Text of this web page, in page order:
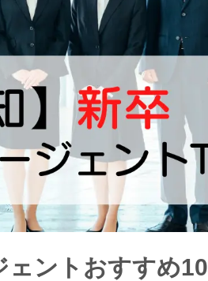
ントおすすめ10